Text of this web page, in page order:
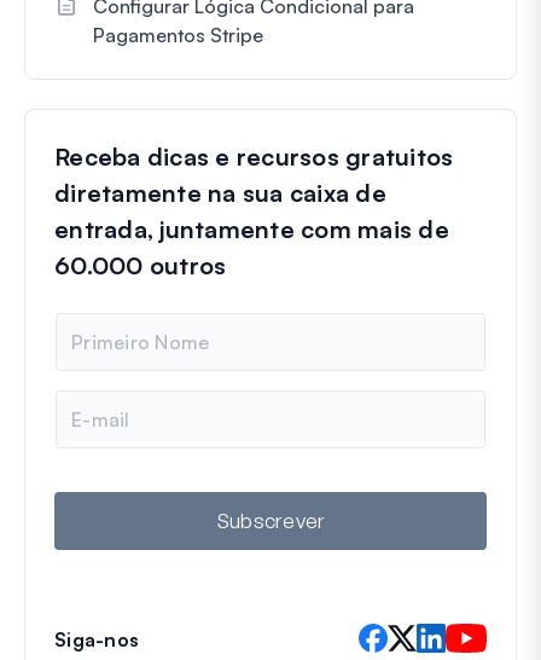
Configurar Lógica Condicional para
Pagamentos Stripe
Receba dicas e recursos gratuitos
diretamente na sua caixa de
entrada, juntamente com mais de
60.000 outros
m
e
a
l
Subscrever
Siga-nos